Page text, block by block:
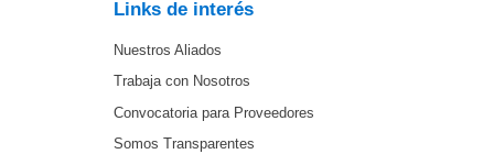
Links de interés
Nuestros Aliados
Trabaja con Nosotros
Convocatoria para Proveedores
Somos Transparentes